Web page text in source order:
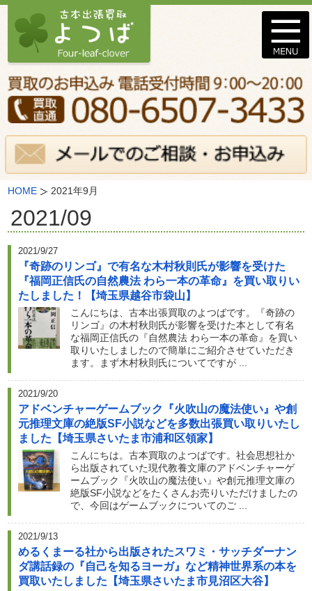
HOME 2021年9月
2021/09
2021/9/27
『奇跡のリンゴ』で有名な木村秋則氏が影響を受けた
『福岡正信氏の自然農法 わら一本の革命』を買い取りい
たしました！【埼玉県越谷市袋山】
こんにちは、古本出張買取のよつばです。『奇跡の
リンゴ』の木村秋則氏が影響を受けた本として有名
な福岡正信氏の『自然農法 わら一本の革命』を買い
取りいたしましたので簡単にご紹介させていただき
ます。まず木村秋則氏についてですが ...
2021/9/20
アドベンチャーゲームブック『火吹山の魔法使い』や創
元推理文庫の絶版SF小説などを多数出張買い取りいたし
ました【埼玉県さいたま市浦和区領家】
こんにちは。古本買取のよつばです。社会思想社か
ら出版されていた現代教養文庫のアドベンチャーゲ
ームブック『火吹山の魔法使い』や創元推理文庫の
絶版SF小説などをたくさんお売りいただけましたの
で、今回はゲームブックについてのご ...
2021/9/13
めるくまーる社から出版されたスワミ・サッチダーナン
ダ講話録の『自己を知るヨーガ』など精神世界系の本を
買取いたしました【埼玉県さいたま市見沼区大谷】